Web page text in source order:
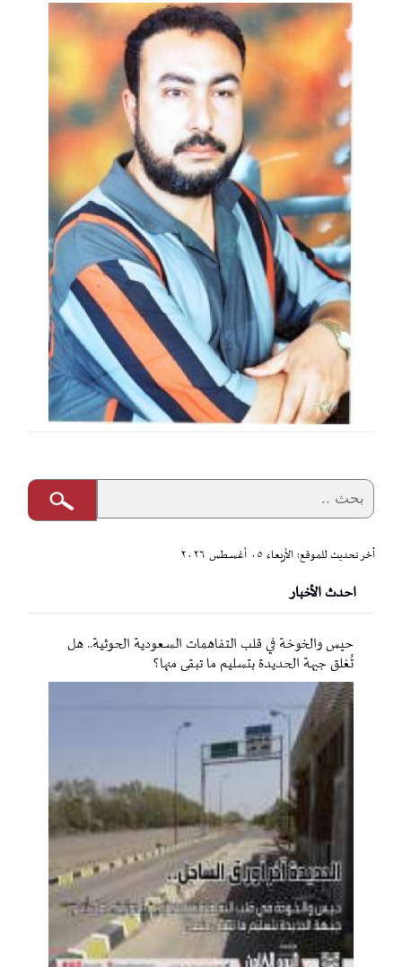
آخر تحديث للموقع: الأربعاء ٠٥ أغسطس ٢٠٢٦
احدث الأخبار
حيس والخوخة في قلب التفاهمات السعودية الحوثية.. هل
تُغلق جبهة الحديدة بتسليم ما تبقى منها؟